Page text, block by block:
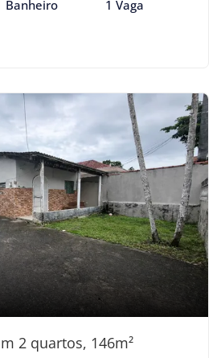
Banheiro 1 Vaga
2 quartos, 146m²